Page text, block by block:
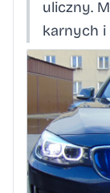
uliczny.
karnych